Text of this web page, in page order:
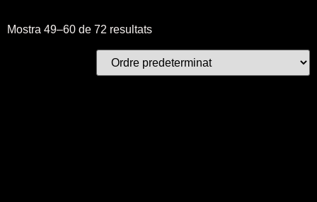
Mostra 49–60 de 72 resultats